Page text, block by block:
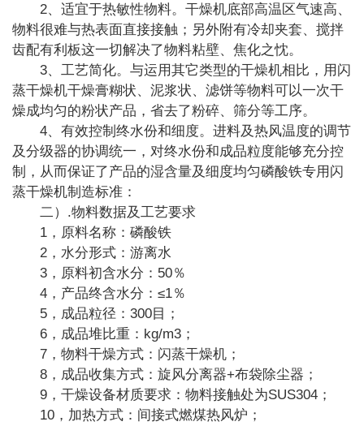
2、适宜于热敏性物料。干燥机底部高温区气速高、
物料很难与热表面直接接触；另外附有冷却夹套、搅拌
齿配有利板这一切解决了物料粘壁、焦化之忱。
3、工艺简化。与运用其它类型的干燥机相比，用闪
蒸干燥机干燥膏糊状、泥浆状、滤饼等物料可以一次干
燥成均匀的粉状产品，省去了粉碎、筛分等工序。
4、有效控制终水份和细度。进料及热风温度的调节
及分级器的协调统一，对终水份和成品粒度能够充分控
制，从而保证了产品的湿含量及细度均匀磷酸铁专用闪
蒸干燥机制造标准：
二） .物料数据及工艺要求
1 ， 原料名称：磷酸铁
2 ， 水分形式：游离水
3 ， 原料初含水分： 50％
4 ， 产品终含水分： ≤1％
5 ， 成品粒径： 300目；
6 ， 成品堆比重： kg/m3 ；
7 ， 物料干燥方式：闪蒸干燥机；
8 ， 成品收集方式：旋风分离器+布袋除尘器；
9 ， 干燥设备材质要求：物料接触处为SUS304 ；
10 ， 加热方式：间接式燃煤热风炉；